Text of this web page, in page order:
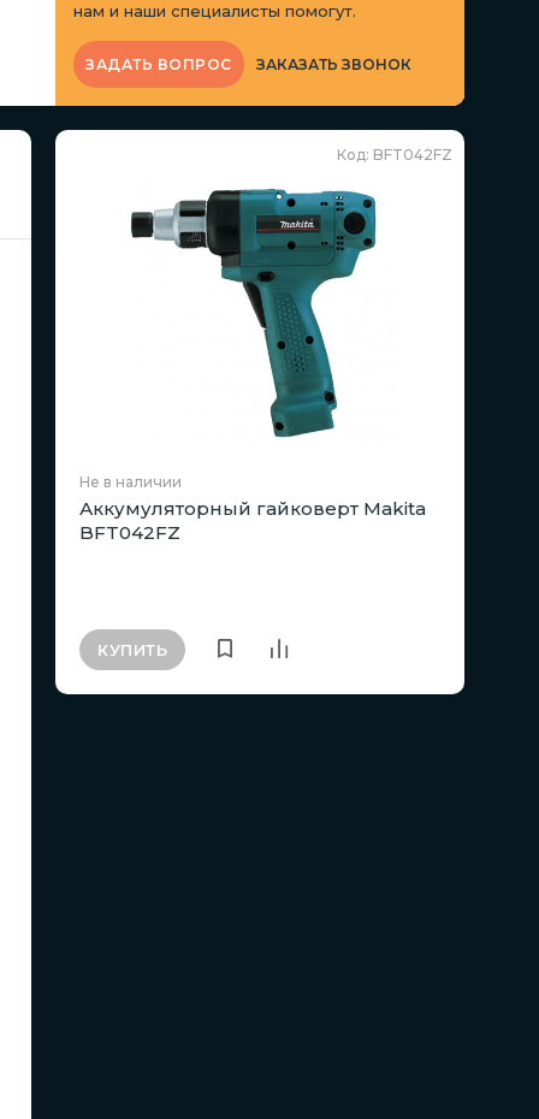
нам и наши специалисты помогут.
ЗАДАТЬ ВОПРОС ЗАКАЗАТЬ ЗВОНОК
Код: BFT042FZ
Не в наличии
Аккумуляторный гайковерт Makita
BFT042FZ
КУПИТЬ